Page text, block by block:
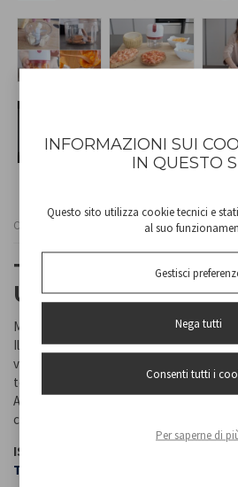
Cod
TRITATUTTO
USB
Mini tritatutto ricaricabile con batteria al
Il prodotto è dotato di tre lame in acciaio
velocemente carne, erbe aromatiche,
tenendo premuto il tasto di
Autonomia fino a 20 cicli con ricarica di 5
confezione un cavo USB per la ricarica.
ISTRUZIONI PRIMA RICARICA DEL
TUTORIAL
INFORMAZIONI SUI
IN QUESTO
Questo sito utilizza cookie tecnici e
al suo
Gestisci
Nega tutti
Consenti tutti i
Per saperne di